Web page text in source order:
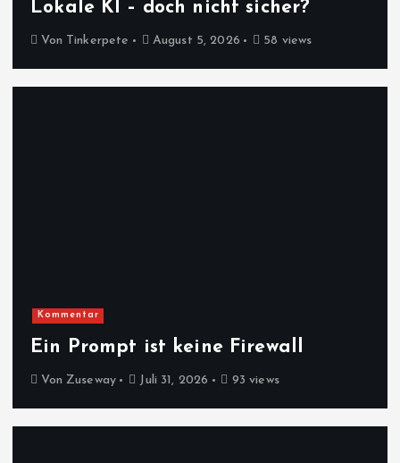
Lokale KI – doch nicht sicher?
Von Tinkerpete August 5, 2026 58 views
Kommentar
Ein Prompt ist keine Firewall
Von Zuseway Juli 31, 2026 93 views